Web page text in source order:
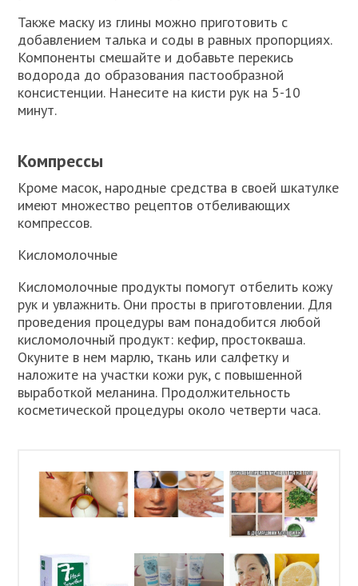
Также маску из глины можно приготовить с
добавлением талька и соды в равных пропорциях.
Компоненты смешайте и добавьте перекись
водорода до образования пастообразной
консистенции. Нанесите на кисти рук на 5-10
минут.
Компрессы
Кроме масок, народные средства в своей шкатулке
имеют множество рецептов отбеливающих
компрессов.
Кисломолочные
Кисломолочные продукты помогут отбелить кожу
рук и увлажнить. Они просты в приготовлении. Для
проведения процедуры вам понадобится любой
кисломолочный продукт: кефир, простокваша.
Окуните в нем марлю, ткань или салфетку и
наложите на участки кожи рук, с повышенной
выработкой меланина. Продолжительность
косметической процедуры около четверти часа.